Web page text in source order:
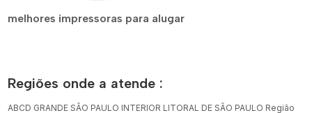
melhores impressoras para alugar
Regiões onde a atende :
ABCD GRANDE SÃO PAULO INTERIOR LITORAL DE SÃO PAULO Região